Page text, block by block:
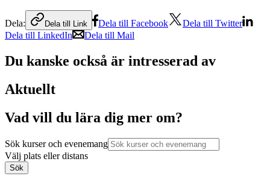
Dela: Dela till Link Dela till Facebook
Dela till Twitter
Dela till LinkedIn
Dela till Mail
Du kanske också är intresserad av
Aktuellt
Vad vill du lära dig mer om?
Sök kurser och evenemang
Välj plats eller distans
Sök